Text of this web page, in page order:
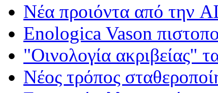
Νέα προιόντα από
Enologica Vason
"Οινολογία ακριβείας"
Νέος τρόπος